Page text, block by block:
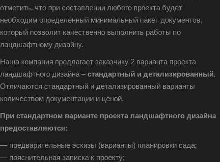
отметить, что при составлении любого проекта будет
необходим определенный минимальный пакет документов,
который позволит качественно выполнить работы по
ландшафтному дизайну.
Наша компания предлагает заказчику 2 варианта проекта
ландшафтного дизайна –стандартный и детализированный.
Отличаются стандартный и детализированный варианты
количеством документации и ценой.
При стандартном варианте проекта ландшафтного дизайна
предоставляются:
— предварительные эскизы (варианты) планировки сада;
— пояснительная записка к проекту;